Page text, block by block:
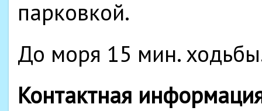
парковкой.
До моря 15 мин.
Контактная